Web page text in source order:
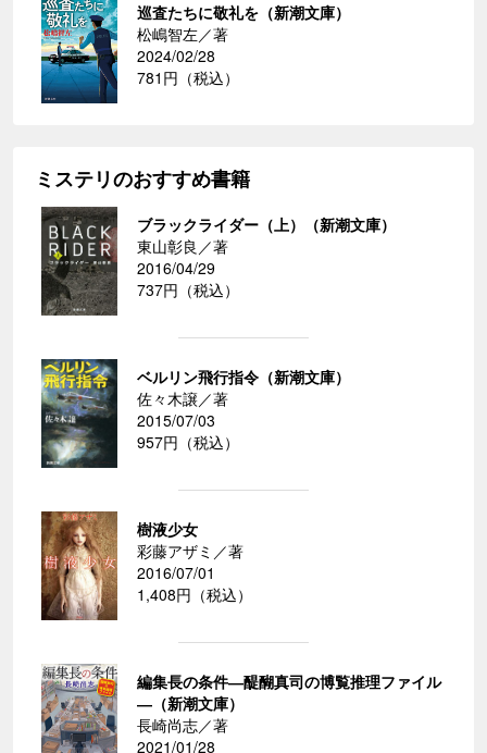
巡査たちに敬礼を（新潮文庫）
松嶋智左／著
2024/02/28
781円（税込）
ミステリのおすすめ書籍
ブラックライダー（上）（新潮文庫）
東山彰良／著
2016/04/29
737円（税込）
ベルリン飛行指令（新潮文庫）
佐々木譲／著
2015/07/03
957円（税込）
樹液少女
彩藤アザミ／著
2016/07/01
1,408円（税込）
編集長の条件―醍醐真司の博覧推理ファイル
―（新潮文庫）
長崎尚志／著
2021/01/28